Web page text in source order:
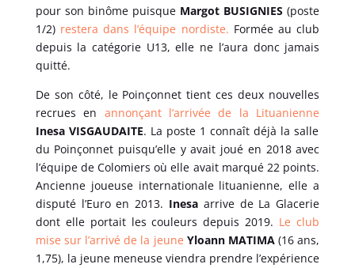
pour son binôme puisque Margot BUSIGNIES (poste
1/2) restera dans l’équipe nordiste. Formée au club
depuis la catégorie U13, elle ne l’aura donc jamais
quitté.
De son côté, le Poinçonnet tient ces deux nouvelles
recrues en annonçant l’arrivée de la Lituanienne
Inesa VISGAUDAITE. La poste 1 connaît déjà la salle
du Poinçonnet puisqu’elle y avait joué en 2018 avec
l’équipe de Colomiers où elle avait marqué 22 points.
Ancienne joueuse internationale lituanienne, elle a
disputé l’Euro en 2013. Inesa arrive de La Glacerie
dont elle portait les couleurs depuis 2019. Le club
mise sur l’arrivé de la jeune Yloann MATIMA(16 ans,
1,75), la jeune meneuse viendra prendre l’expérience